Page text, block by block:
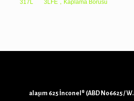
317L 3LFE，Kaplama Borusu
alaşım 625 İnconel® (ABD N06625 /